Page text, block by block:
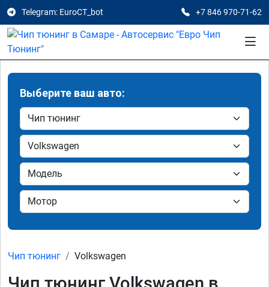
Telegram: EuroCT_bot +7 846 970-71-62
Выберите ваш авто:
Чип тюнинг Volkswagen